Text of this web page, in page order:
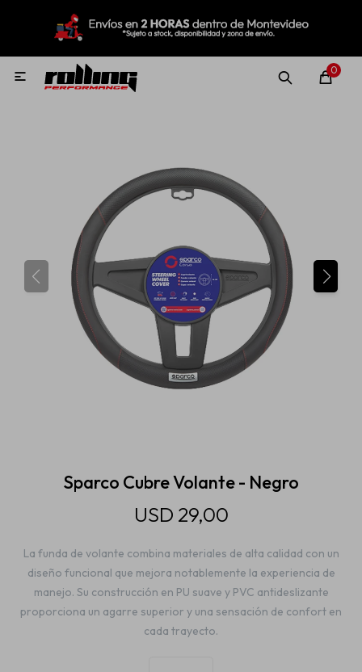
0

Sparco Cubre Volante - Negro
USD 29,00
La funda de volante combina materiales de alta calidad con un
diseño funcional que mejora notablemente la experiencia de
manejo. Su construcción en PU suave y PVC antideslizante
proporciona un agarre superior y una sensación de confort en
cada trayecto.
MI CUENTA
Nuevo! Rolling Repuestos
Lubricantes
Aditivos
Accesorios
Repuestos